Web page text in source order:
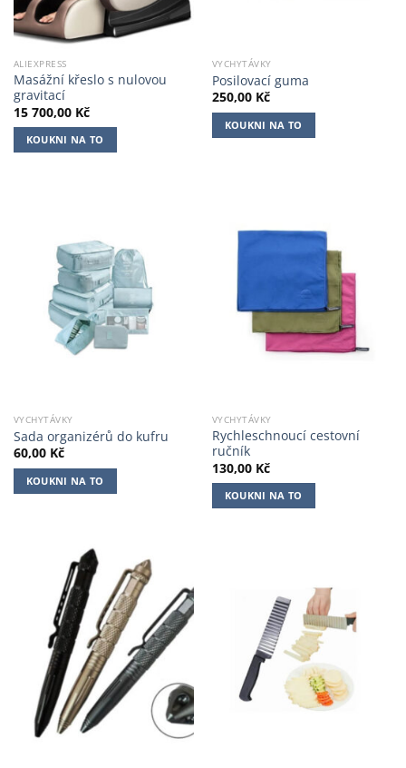
ALIEXPRESS
Masážní křeslo s nulovou
gravitací
15 700,00 Kč
KOUKNI NA TO
VYCHYTÁVKY
Posilovací guma
250,00 Kč
KOUKNI NA TO
VYCHYTÁVKY
Sada organizérů do kufru
60,00 Kč
KOUKNI NA TO
VYCHYTÁVKY
Rychleschnoucí cestovní
ručník
130,00 Kč
KOUKNI NA TO